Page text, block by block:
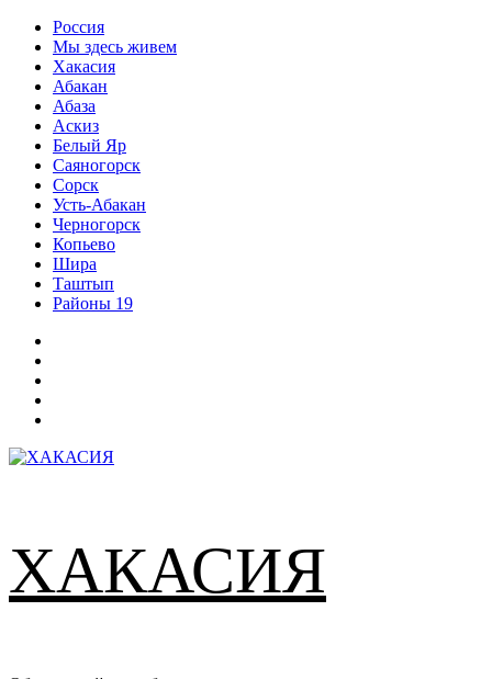
Перейти
содержимому
Россия
Мы здесь живем
Хакасия
Абакан
Абаза
Аскиз
Белый Яр
Саяногорск
Сорск
Усть-Абакан
Черногорск
Копьево
Шира
Таштып
Районы 19
ХАКАСИЯ